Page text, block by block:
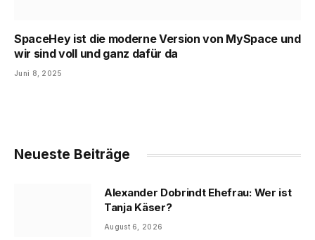
SpaceHey ist die moderne Version von MySpace und
wir sind voll und ganz dafür da
Juni 8, 2025
Neueste Beiträge
Alexander Dobrindt Ehefrau: Wer ist
Tanja Käser?
August 6, 2026